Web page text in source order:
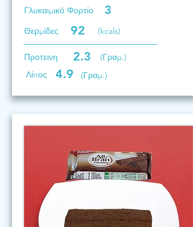
Γλυκαιμικό Φορτίο 3
Θερμίδες 92 (kcals)
Προτεινη 2.3
(Γραμ.)
Λίπος
4.9 (Γραμ.)